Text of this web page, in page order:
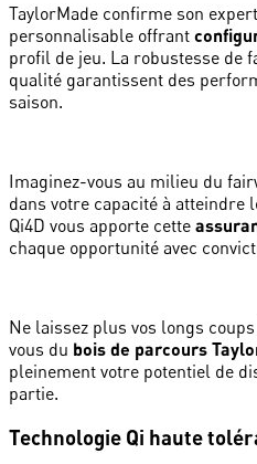
TaylorMade confirme son
personnalisable offrant
profil de jeu. La robustesse de
qualité garantissent des
saison.
Imaginez-vous au milieu du
dans votre capacité à atteindre
Qi4D vous apporte cette
chaque opportunité avec
Ne laissez plus vos longs
vous du bois de parcours
pleinement votre potentiel de
partie.
Technologie Qi haute